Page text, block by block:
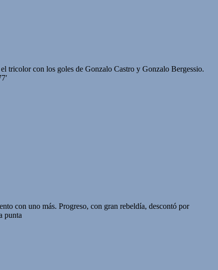
tricolor con los goles de Gonzalo Castro y Gonzalo Bergessio.
con uno más. Progreso, con gran rebeldía, descontó por
punta